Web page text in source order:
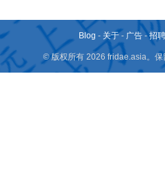
Blog - 关于 - 广告 -招
© 版权所有 2026 fridae.asia。